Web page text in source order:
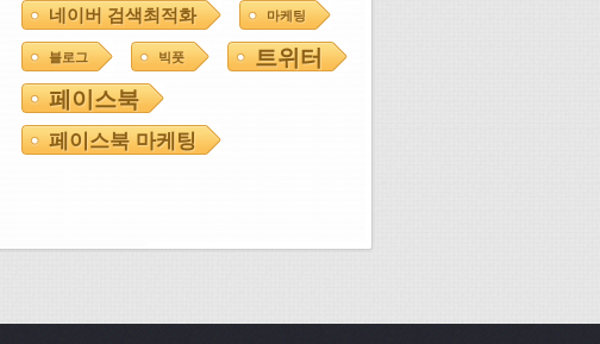
네이버 검색최적화 마케팅
블로그 빅풋
트위터
페이스북
페이스북 마케팅